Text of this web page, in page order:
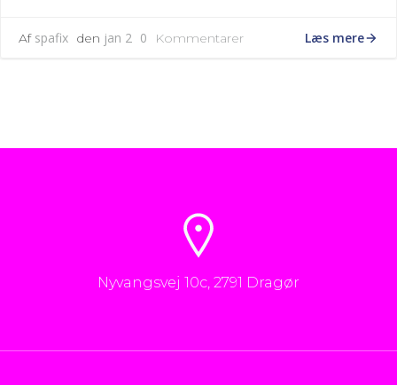
Af spafix den jan 2 0 Kommentarer Læs mere
Nyvangsvej 10c, 2791 Dragør